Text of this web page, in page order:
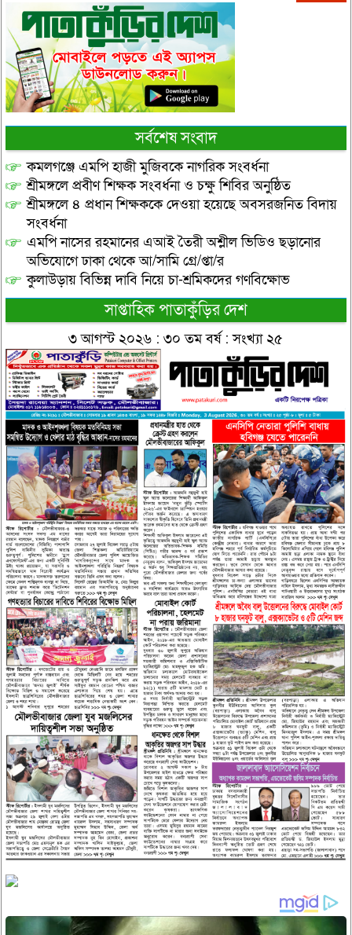
সর্বশেষ সংবাদ
কমলগঞ্জে এমপি হাজী মুজিবকে নাগরিক সংবর্ধনা
শ্রীমঙ্গলে প্রবীণ শিক্ষক সংবর্ধনা ও চক্ষু শিবির অনুষ্ঠিত
শ্রীমঙ্গলে ৪ প্রধান শিক্ষককে দেওয়া হয়েছে অবসরজনিত বিদায়
সংবর্ধনা
এমপি নাসের রহমানের এআই তৈরী অশ্লীল ভিডিও ছড়ানোর
অভিযোগে ঢাকা থেকে আ/সামি গ্রে/প্তা/র
কুলাউড়ায় বিভিন্ন দাবি নিয়ে চা-শ্রমিকদের গণবিক্ষোভ
সাপ্তাহিক পাতাকুঁড়ির দেশ
৩ আগস্ট ২০২৬ : ৩০ তম বর্ষ : সংখ্যা ২৫